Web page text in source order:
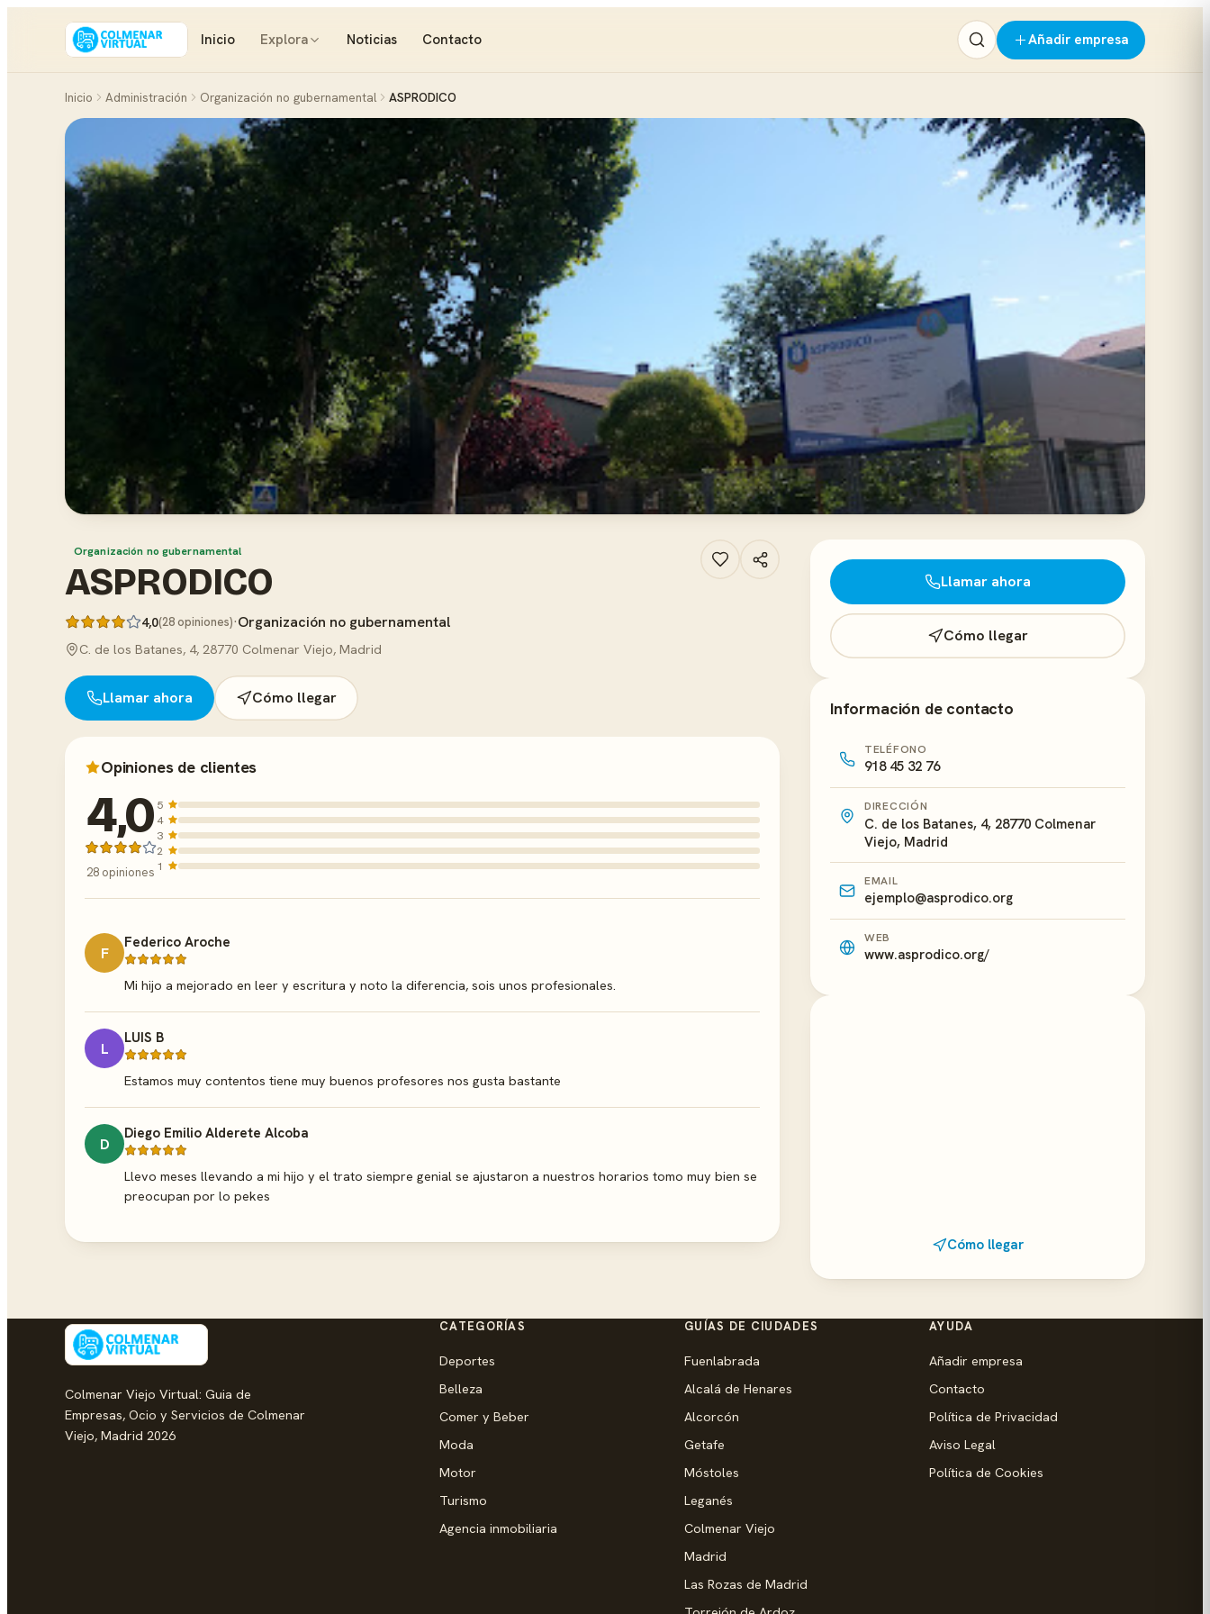
Inicio Explora Noticias Contacto Añadir empresa
Inicio Administración Organización no gubernamental ASPRODICO
Organización no gubernamental
ASPRODICO
4,0(28 opiniones)·Organización no gubernamental
C. de los Batanes, 4, 28770 Colmenar Viejo, Madrid
Llamar ahora Cómo llegar
Opiniones de clientes
4,0
28 opiniones
5
4
3
2
1
F
Federico Aroche
Mi hijo a mejorado en leer y escritura y noto la diferencia, sois unos profesionales.
L
LUIS B
Estamos muy contentos tiene muy buenos profesores nos gusta bastante
D
Diego Emilio Alderete Alcoba
Llevo meses llevando a mi hijo y el trato siempre genial se ajustaron a nuestros horarios tomo muy bien se
preocupan por lo pekes
Llamar ahora
Cómo llegar
Información de contacto
TELÉFONO
918 45 32 76
DIRECCIÓN
C. de los Batanes, 4, 28770 Colmenar
Viejo, Madrid
EMAIL
ejemplo@asprodico.org
WEB
www.asprodico.org/
Cómo llegar
Colmenar Viejo Virtual: Guia de
Empresas, Ocio y Servicios de Colmenar
Viejo, Madrid 2026
CATEGORÍAS
Deportes
Belleza
Comer y Beber
Moda
Motor
Turismo
Agencia inmobiliaria
GUÍAS DE CIUDADES
Fuenlabrada
Alcalá de Henares
Alcorcón
Getafe
Móstoles
Leganés
Colmenar Viejo
Madrid
Las Rozas de Madrid
AYUDA
Añadir empresa
Contacto
Política de Privacidad
Aviso Legal
Política de Cookies